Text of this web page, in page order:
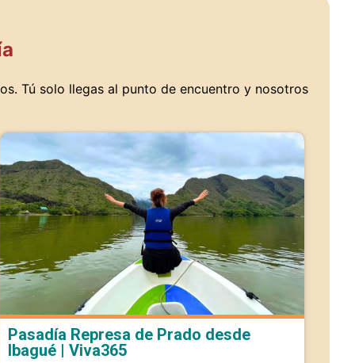
Tú solo llegas al punto de encuentro y nosotros
Pasadía Represa de Prado desde
Ibagué | Viva365